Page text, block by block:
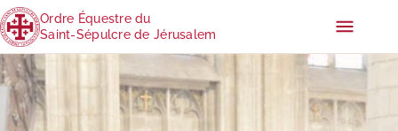
Ordre Équestre du
Saint-Sépulcre de Jérusalem